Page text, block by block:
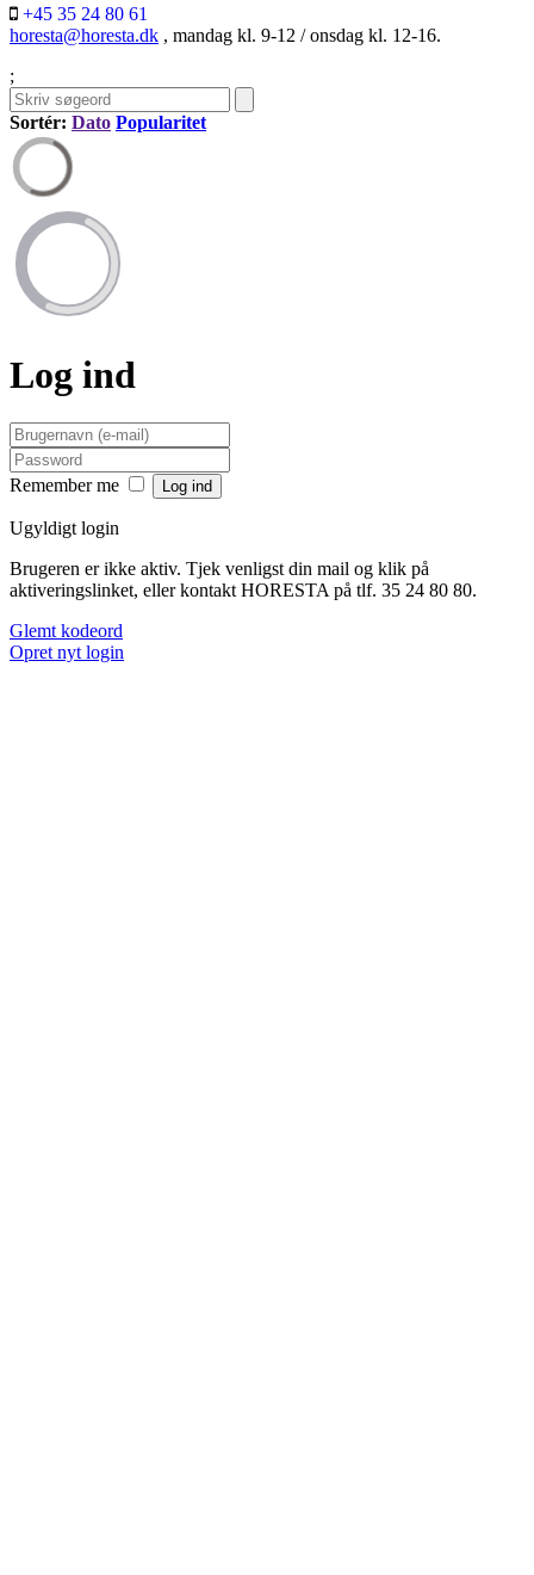
+45 35 24 80 61
horesta@horesta.dk , mandag kl. 9-12 / onsdag kl. 12-16.
;
Sortér: Dato Popularitet
Log ind
Remember me
Ugyldigt login
Brugeren er ikke aktiv. Tjek venligst din mail og klik på
aktiveringslinket, eller kontakt HORESTA på tlf. 35 24 80 80.
Glemt kodeord
Opret nyt login